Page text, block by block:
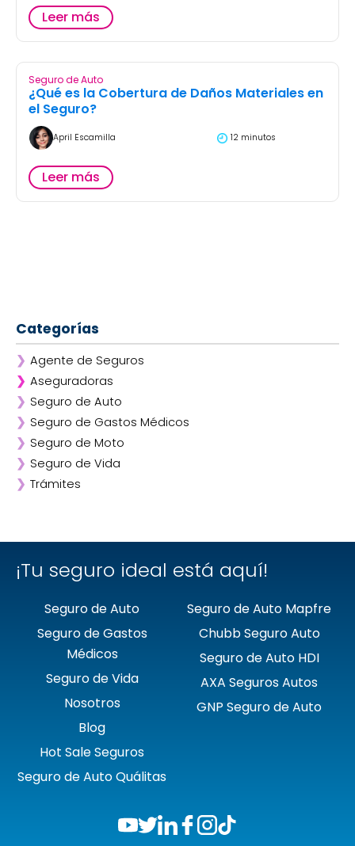
Leer más
Seguro de Auto
¿Qué es la Cobertura de Daños Materiales en
el Seguro?
April Escamilla 12 minutos
Leer más
Categorías
❯ Agente de Seguros
❯ Aseguradoras
❯ Afirme
❯ ANA
❯ AXA
❯ Chubb
❯ GNP
❯ Seguro de Auto
❯ Seguro de Gastos Médicos
❯ Seguro de Moto
❯ Seguro de Vida
❯ Trámites
¡Tu seguro ideal está aquí!
Seguro de Auto
Seguro de Gastos
Médicos
Seguro de Vida
Nosotros
Blog
Hot Sale Seguros
Seguro de Auto Quálitas
Seguro de Auto Mapfre
Chubb Seguro Auto
Seguro de Auto HDI
AXA Seguros Autos
GNP Seguro de Auto